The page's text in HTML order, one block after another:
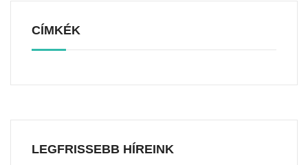
CÍMKÉK
LEGFRISSEBB HÍREINK